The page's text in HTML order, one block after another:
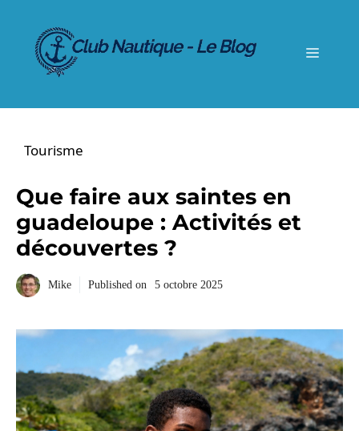
contenu
Menu
Tourisme
Que faire aux saintes en
guadeloupe : Activités et
découvertes ?
Mike Published on 5 octobre 2025